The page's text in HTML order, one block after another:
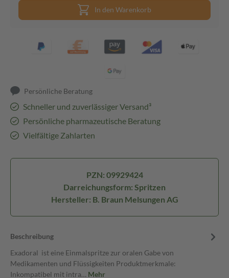
In den Warenkorb
Persönliche Beratung
Schneller und zuverlässiger Versand³
Persönliche pharmazeutische Beratung
Vielfältige Zahlarten
PZN: 09929424
Darreichungsform: Spritzen
Hersteller: B. Braun Melsungen AG
Beschreibung
Exadoral ist eine Einmalspritze zur oralen Gabe von
Medikamenten und Flüssigkeiten Produktmerkmale:
Inkompatibel mit intra… Mehr